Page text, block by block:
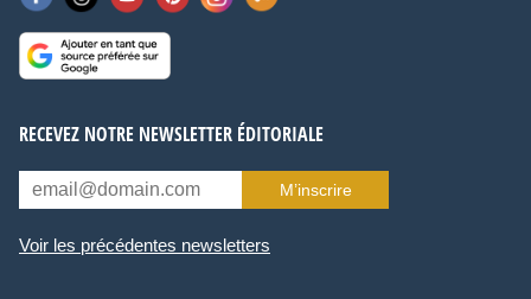
RECEVEZ NOTRE NEWSLETTER ÉDITORIALE
M’inscrire
Voir les précédentes newsletters